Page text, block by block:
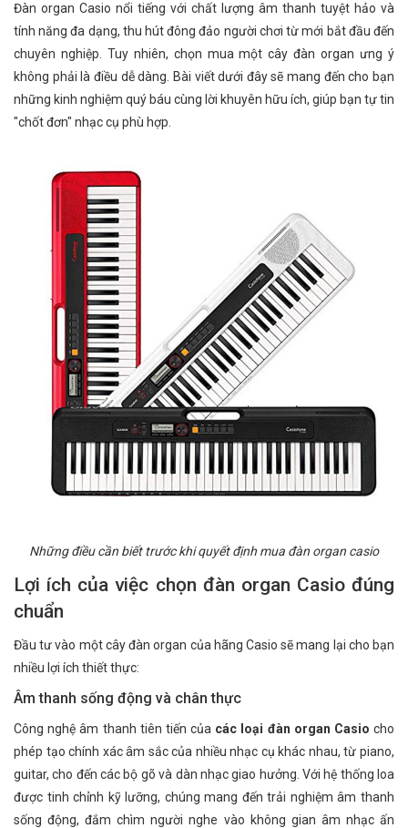
Đàn organ Casio nổi tiếng với chất lượng âm thanh tuyệt hảo và
tính năng đa dạng, thu hút đông đảo người chơi từ mới bắt đầu đến
chuyên nghiệp. Tuy nhiên, chọn mua một cây đàn organ ưng ý
không phải là điều dễ dàng. Bài viết dưới đây sẽ mang đến cho bạn
những kinh nghiệm quý báu cùng lời khuyên hữu ích, giúp bạn tự tin
"chốt đơn" nhạc cụ phù hợp.
Những điều cần biết trước khi quyết định mua đàn organ casio
Lợi ích của việc chọn đàn organ Casio đúng
chuẩn
Đầu tư vào một cây đàn organ của hãng Casio sẽ mang lại cho bạn
nhiều lợi ích thiết thực:
Âm thanh sống động và chân thực
Công nghệ âm thanh tiên tiến của các loại đàn organ Casio cho
phép tạo chính xác âm sắc của nhiều nhạc cụ khác nhau, từ piano,
guitar, cho đến các bộ gõ và dàn nhạc giao hưởng. Với hệ thống loa
được tinh chỉnh kỹ lưỡng, chúng mang đến trải nghiệm âm thanh
sống động, đắm chìm người nghe vào không gian âm nhạc ấn